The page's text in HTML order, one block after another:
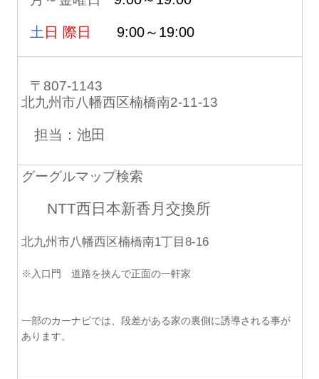
土 日 際日 9:00～19:00
〒807-1143
北九州市八幡西区楠橋南2-11-13
担当：池田
グーグルマップ検索
NTT西日本新香月交換所
北九州市八幡西区楠橋南1丁目8-16
※入口門 道路を挟んで正面の一軒家
一部のカーナビでは、段差がある家の裏側に誘導される事が
あります。